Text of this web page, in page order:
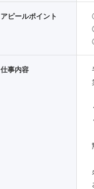
アピールポイント
仕事内容